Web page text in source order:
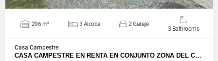
296 m² 3 Alcoba 2 Garaje
3 Bathrooms
Casa Campestre
CASA CAMPESTRE EN RENTA EN CONJUNTO ZONA DEL C…